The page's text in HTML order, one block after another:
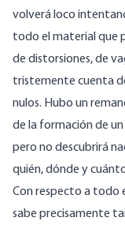
volverá loco
todo el material que
de distorsiones, de
tristemente cuenta
nulos. Hubo un
de la formación de
pero no descubrirá
quién, dónde y
Con respecto a todo
sabe precisamente